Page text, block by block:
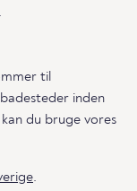
til
inden
du bruge vores
.